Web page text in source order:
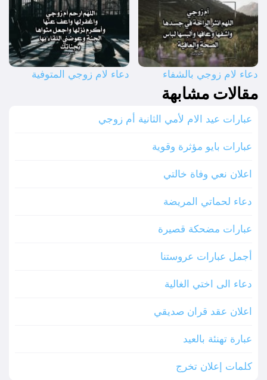
دعاء لام زوجي بالشفاء دعاء لام زوجي المتوفية
مقالات مشابهة
عبارات عيد الام لأمي الثانية أم زوجي
عبارات بايو مؤثرة وقوية
اعلان نعي وفاة خالتي
دعاء لحماتي المريضة
عبارات مضحكة قصيرة
أجمل عبارات عروستنا
دعاء الى اختي الغالية
اعلان عقد قران صديقي
عبارة تهنئة بالعيد
كلمات إعلان تخرج